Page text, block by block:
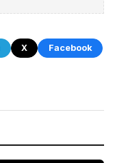
X
Facebook